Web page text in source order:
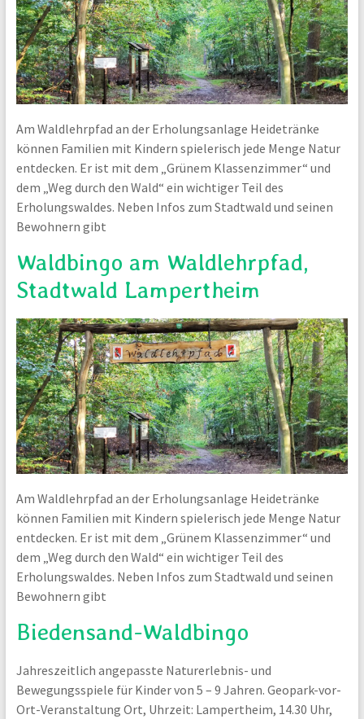
Am Waldlehrpfad an der Erholungsanlage Heidetränke
können Familien mit Kindern spielerisch jede Menge Natur
entdecken. Er ist mit dem „Grünem Klassenzimmer“ und
dem „Weg durch den Wald“ ein wichtiger Teil des
Erholungswaldes. Neben Infos zum Stadtwald und seinen
Bewohnern gibt
Waldbingo am Waldlehrpfad,
Stadtwald Lampertheim
Am Waldlehrpfad an der Erholungsanlage Heidetränke
können Familien mit Kindern spielerisch jede Menge Natur
entdecken. Er ist mit dem „Grünem Klassenzimmer“ und
dem „Weg durch den Wald“ ein wichtiger Teil des
Erholungswaldes. Neben Infos zum Stadtwald und seinen
Bewohnern gibt
Biedensand-Waldbingo
Jahreszeitlich angepasste Naturerlebnis- und
Bewegungsspiele für Kinder von 5 – 9 Jahren. Geopark-vor-
Ort-Veranstaltung Ort, Uhrzeit: Lampertheim, 14.30 Uhr,